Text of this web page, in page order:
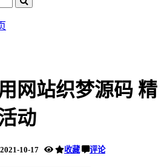
网站织梦源码 精
动
2021-10-17 收藏 评论